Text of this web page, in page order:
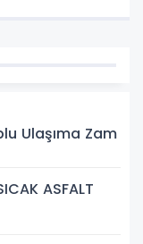
Ulaşıma Zam
ASFALT